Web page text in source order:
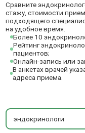
Сравните
стажу, стоимости
подходящего
на удобное время.
Более 10
Рейтинг
пациентов;
Онлайн-запись или
В анкетах врачей
адреса приема.
эндокринологи